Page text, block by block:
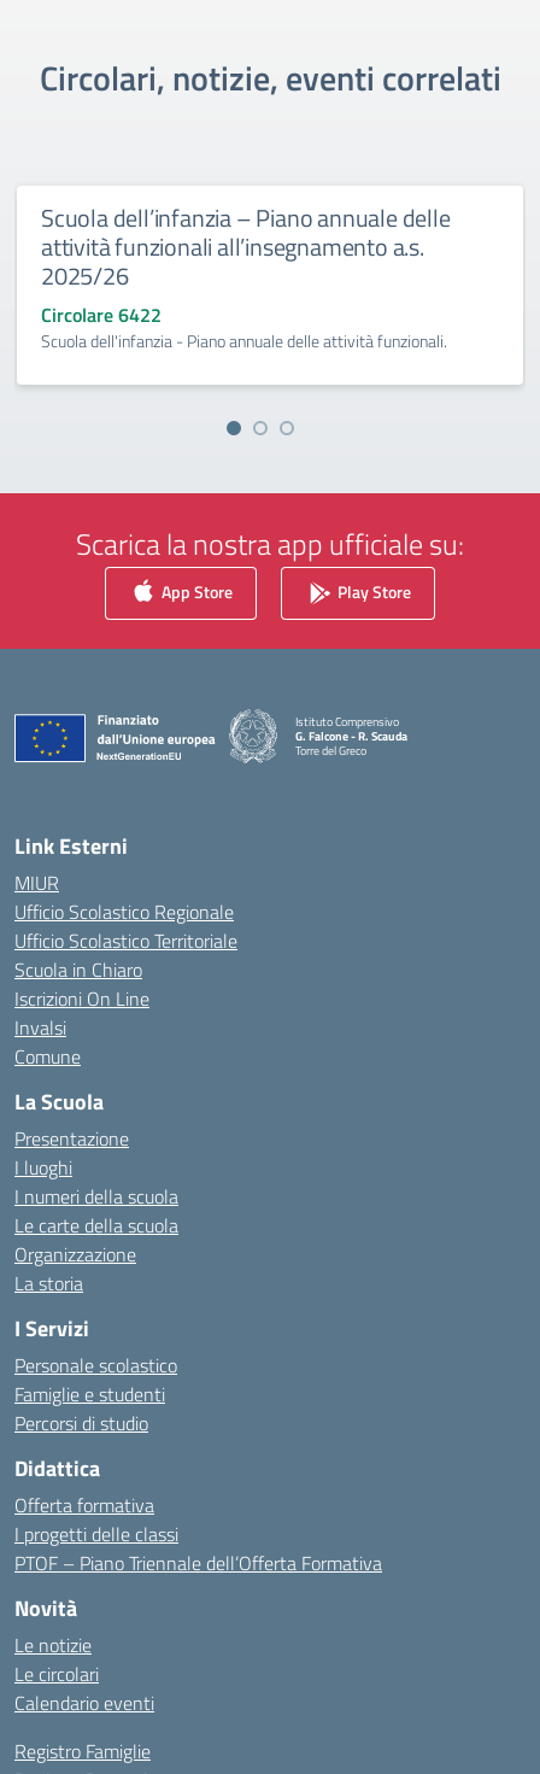
Circolari, notizie, eventi correlati
Scuola dell’infanzia – Piano annuale delle
attività funzionali all’insegnamento a.s.
2025/26
Circolare 6422
Scuola dell'infanzia - Piano annuale delle attività funzionali.
Scarica la nostra app ufficiale su:
App Store Play Store
Istituto Comprensivo
G. Falcone - R. Scauda
Torre del Greco
Link Esterni
MIUR
Ufficio Scolastico Regionale
Ufficio Scolastico Territoriale
Scuola in Chiaro
Iscrizioni On Line
Invalsi
Comune
La Scuola
Presentazione
I luoghi
I numeri della scuola
Le carte della scuola
Organizzazione
La storia
I Servizi
Personale scolastico
Famiglie e studenti
Percorsi di studio
Didattica
Offerta formativa
I progetti delle classi
PTOF – Piano Triennale dell’Offerta Formativa
Novità
Le notizie
Le circolari
Calendario eventi
Registro Famiglie